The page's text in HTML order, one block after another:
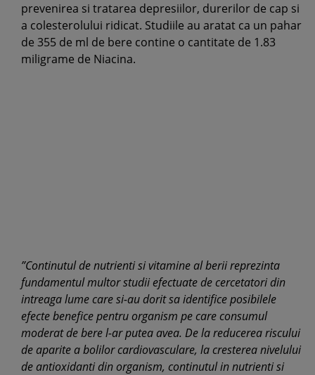
prevenirea si tratarea depresiilor, durerilor de cap si
a colesterolului ridicat. Studiile au aratat ca un pahar
de 355 de ml de bere contine o cantitate de 1.83
miligrame de Niacina.
”Continutul de nutrienti si vitamine al berii reprezinta
fundamentul multor studii efectuate de cercetatori din
intreaga lume care si-au dorit sa identifice posibilele
efecte benefice pentru organism pe care consumul
moderat de bere l-ar putea avea. De la reducerea riscului
de aparite a bolilor cardiovasculare, la cresterea nivelului
de antioxidanti din organism, continutul in nutrienti si